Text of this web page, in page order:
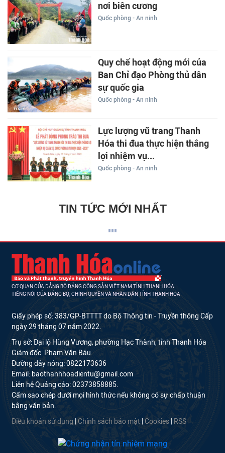
nơi biên cương
Quốc phòng - An ninh
Quy chế hoạt động mới của
Ban Chỉ đạo Phòng thủ dân
sự quốc gia
Quốc phòng - An ninh
Lực lượng vũ trang Thanh
Hóa thi đua thực hiện thắng
lợi nhiệm vụ...
Quốc phòng - An ninh
TIN TỨC MỚI NHẤT
CƠ QUAN CỦA ĐẢNG BỘ ĐẢNG CỘNG SẢN VIỆT NAM TỈNH THANH HÓA
TIẾNG NÓI CỦA ĐẢNG BỘ, CHÍNH QUYỀN VÀ NHÂN DÂN TỈNH THANH HÓA
Giấy phép số: 383/GP-BTTTT do Bộ Thông tin - Truyền thông Cấp
ngày 29 tháng 07 năm 2022.
Trụ sở: Đại lộ Hùng Vương, phường Hạc Thành, tỉnh Thanh Hóa
Giám đốc: Phạm Văn Báu.
Đường dây nóng: 0822173636
Email: baothanhhoadientu@gmail.com
Liên hệ Quảng cáo: 02373858885.
Cấm sao chép dưới mọi hình thức nếu không có sự chấp thuận
bằng văn bản.
Điều khoản sử dụng Chính sách bảo mật Cookies RSS